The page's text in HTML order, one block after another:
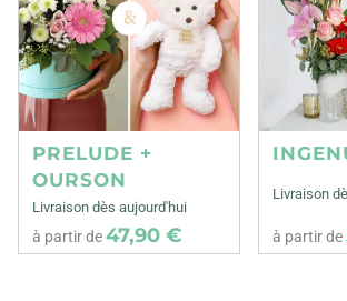
PRELUDE +
OURSON
Livraison dès aujourd'hui
à partir de47,90 €
Livraison
à partir de